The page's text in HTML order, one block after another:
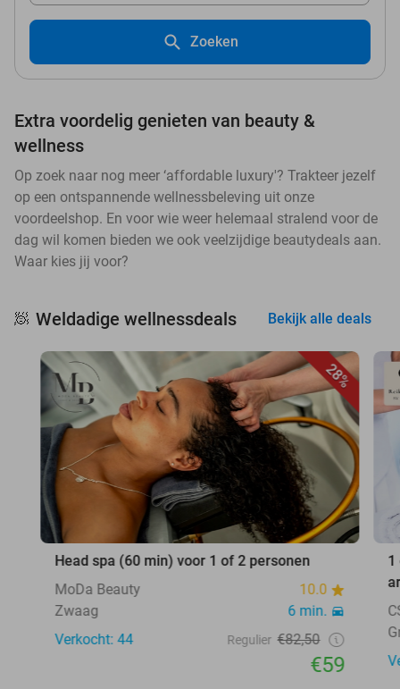
Zoeken
Extra voordelig genieten van beauty &
wellness
Op zoek naar nog meer ‘affordable luxury'? Trakteer jezelf
op een ontspannende wellnessbeleving uit onze
voordeelshop. En voor wie weer helemaal stralend voor de
dag wil komen bieden we ook veelzijdige beautydeals aan.
Waar kies jij voor?
🧖 Weldadige wellnessdeals Bekijk alle deals
28%
Head spa (60 min) voor 1 of 2 personen
MoDa Beauty
10.0
Zwaag
6 min.
Verkocht: 44
Regulier €82,50
€59
1